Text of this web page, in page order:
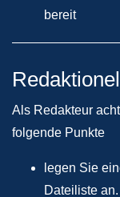
bereit
Als Redakteur
folgende Punkte
legen Sie
Dateiliste